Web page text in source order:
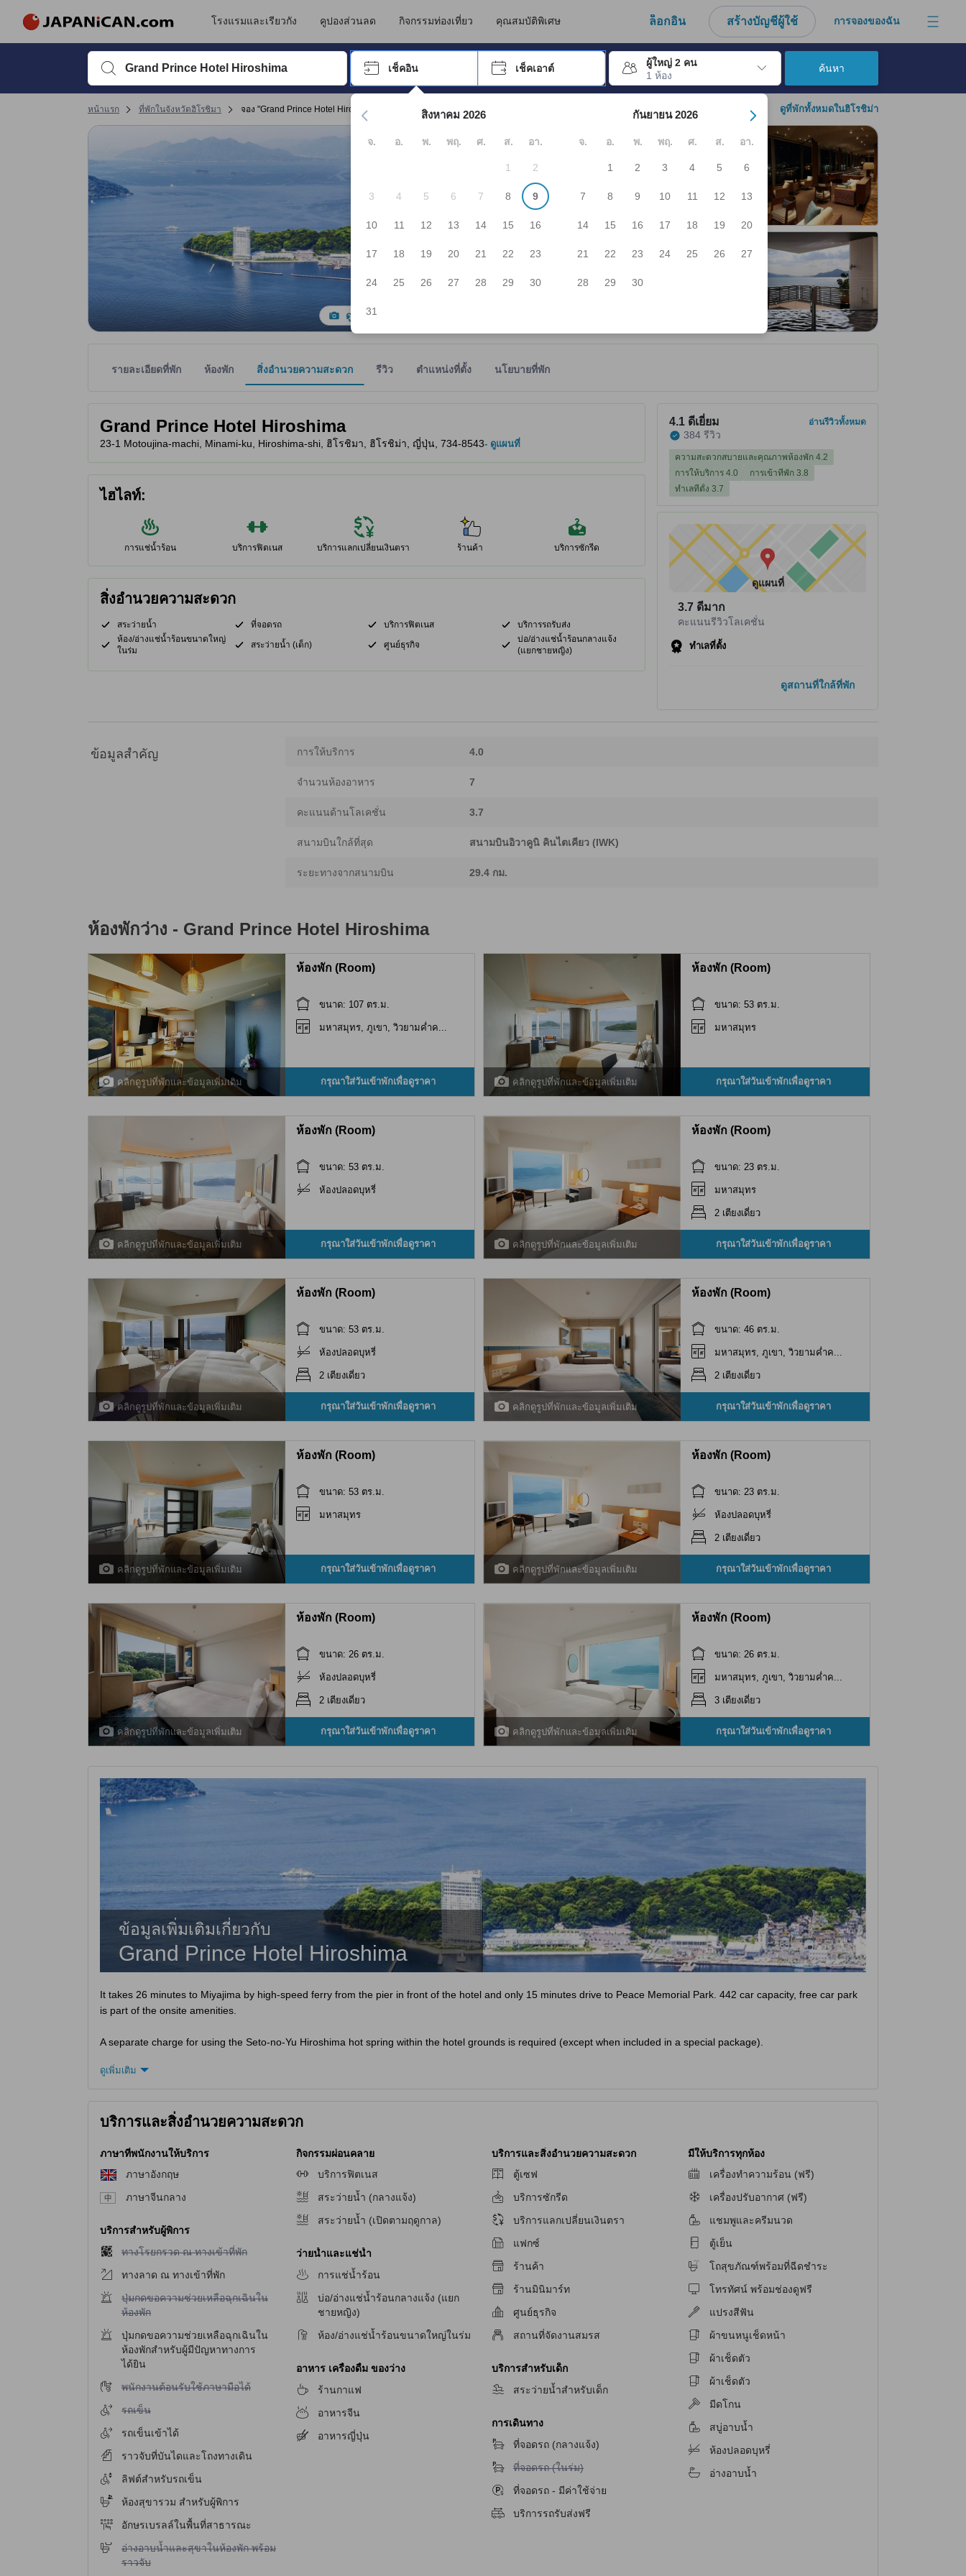
โรงแรมและเรียวกัง คูปองส่วนลด กิจกรรมท่องเที่ยว คุณสมบัติพิเศษ ล็อกอิน สร้างบัญชีผู้ใช้ การจองของฉัน
พิมพ์ชื่อที่พักหรือคำที่ต้องการค้นหา จากนั้นใช้ปุ่มลูกศรหรือปุ่ม Tab เพื่อเลื่อนหาคำที่ต้องการ แล้วกดปุ่ม Enter เพื่อเลือก
เช็คอิน เช็คเอาต์
ผู้ใหญ่ 2 คน
1 ห้อง
กด Enter เพื่อเลือกวันที่ ใช้ปุ่มลูกศรเพื่อเลือกวันเช็คอินและเช็คเอาต์ เมื่อไปถึงวันเช็คอินที่ต้องการ ให้กดปุ่ม Enter เพื่อเลือกวันเช็คอินดังกล่า
สิงหาคม 2026
จ. อ. พ. พฤ. ศ. ส. อา.
1 2
3 4 5 6 7 8 9
10 11 12 13 14 15 16
17 18 19 20 21 22 23
24 25 26 27 28 29 30
31
กันยายน 2026
จ. อ. พ. พฤ. ศ. ส. อา.
1 2 3 4 5 6
7 8 9 10 11 12 13
14 15 16 17 18 19 20
21 22 23 24 25 26 27
28 29 30
ค้นหา
หน้าแรก ที่พักในจังหวัดฮิโรชิมา จอง "Grand Prince Hotel Hiroshima" ดูที่พักทั้งหมดในฮิโรชิม่า
ดูรูปทั้งหมด
รายละเอียดที่พัก ห้องพัก สิ่งอำนวยความสะดวก รีวิว ตำแหน่งที่ตั้ง นโยบายที่พัก
Grand Prince Hotel Hiroshima
23-1 Motoujina-machi, Minami-ku, Hiroshima-shi, ฮิโรชิมา, ฮิโรชิม่า, ญี่ปุ่น, 734-8543- ดูแผนที่
ไฮไลท์:
การแช่น้ำร้อน บริการฟิตเนส บริการแลกเปลี่ยนเงินตรา ร้านค้า บริการซักรีด
สิ่งอำนวยความสะดวก
สระว่ายน้ำ ที่จอดรถ บริการฟิตเนส
บริการรถรับส่ง
ห้อง/อ่างแช่น้ำร้อนขนาดใหญ่
ในร่ม
สระว่ายน้ำ (เด็ก) ศูนย์ธุรกิจ
บ่อ/อ่างแช่น้ำร้อนกลางแจ้ง
(แยกชายหญิง)
4.1 ดีเยี่ยม
384 รีวิว
อ่านรีวิวทั้งหมด
ความสะดวกสบายและคุณภาพห้องพัก 4.2
การให้บริการ 4.0
การเข้าที่พัก 3.8
ทำเลที่ตั้ง 3.7
ดูแผนที่
3.7 ดีมาก
คะแนนรีวิวโลเคชั่น
ทำเลที่ตั้ง
ดูสถานที่ใกล้ที่พัก
ข้อมูลสำคัญ การให้บริการ 4.0
จำนวนห้องอาหาร 7
คะแนนด้านโลเคชั่น 3.7
สนามบินใกล้ที่สุด สนามบินอิวาคูนิ คินไตเคียว (IWK)
ระยะทางจากสนามบิน 29.4 กม.
ห้องพักว่าง - Grand Prince Hotel Hiroshima
คลิกดูรูปที่พักและข้อมูลเพิ่มเติม
ห้องพัก (Room)
ขนาด: 107 ตร.ม.
มหาสมุทร, ภูเขา, วิวยามค่ำค...
กรุณาใส่วันเข้าพักเพื่อดูราคา คลิกดูรูปที่พักและข้อมูลเพิ่มเติม
ห้องพัก (Room)
ขนาด: 53 ตร.ม.
มหาสมุทร
กรุณาใส่วันเข้าพักเพื่อดูราคา
คลิกดูรูปที่พักและข้อมูลเพิ่มเติม
ห้องพัก (Room)
ขนาด: 53 ตร.ม.
ห้องปลอดบุหรี่
กรุณาใส่วันเข้าพักเพื่อดูราคา คลิกดูรูปที่พักและข้อมูลเพิ่มเติม
ห้องพัก (Room)
ขนาด: 23 ตร.ม.
มหาสมุทร
2 เตียงเดี่ยว
กรุณาใส่วันเข้าพักเพื่อดูราคา
คลิกดูรูปที่พักและข้อมูลเพิ่มเติม
ห้องพัก (Room)
ขนาด: 53 ตร.ม.
ห้องปลอดบุหรี่
2 เตียงเดี่ยว
กรุณาใส่วันเข้าพักเพื่อดูราคา คลิกดูรูปที่พักและข้อมูลเพิ่มเติม
ห้องพัก (Room)
ขนาด: 46 ตร.ม.
มหาสมุทร, ภูเขา, วิวยามค่ำค...
2 เตียงเดี่ยว
กรุณาใส่วันเข้าพักเพื่อดูราคา
คลิกดูรูปที่พักและข้อมูลเพิ่มเติม
ห้องพัก (Room)
ขนาด: 53 ตร.ม.
มหาสมุทร
กรุณาใส่วันเข้าพักเพื่อดูราคา คลิกดูรูปที่พักและข้อมูลเพิ่มเติม
ห้องพัก (Room)
ขนาด: 23 ตร.ม.
ห้องปลอดบุหรี่
2 เตียงเดี่ยว
กรุณาใส่วันเข้าพักเพื่อดูราคา
คลิกดูรูปที่พักและข้อมูลเพิ่มเติม
ห้องพัก (Room)
ขนาด: 26 ตร.ม.
ห้องปลอดบุหรี่
2 เตียงเดี่ยว
กรุณาใส่วันเข้าพักเพื่อดูราคา คลิกดูรูปที่พักและข้อมูลเพิ่มเติม
ห้องพัก (Room)
ขนาด: 26 ตร.ม.
มหาสมุทร, ภูเขา, วิวยามค่ำค...
3 เตียงเดี่ยว
กรุณาใส่วันเข้าพักเพื่อดูราคา
ข้อมูลเพิ่มเติมเกี่ยวกับ
Grand Prince Hotel Hiroshima
It takes 26 minutes to Miyajima by high-speed ferry from the pier in front of the hotel and only 15 minutes drive to Peace Memorial Park. 442 car capacity, free car park
is part of the onsite amenities.
A separate charge for using the Seto-no-Yu Hiroshima hot spring within the hotel grounds is required (except when included in a special package).
An additional JPY 150 bathing tax is also required for adults.
ดูเพิ่มเติม
บริการและสิ่งอำนวยความสะดวก
ภาษาที่พนักงานให้บริการ
ภาษาอังกฤษ
ภาษาจีนกลาง
บริการสำหรับผู้พิการ
ไม่มีบริการทางโรยกรวด ณ ทางเข้าที่พัก
ทางโรยกรวด ณ ทางเข้าที่พัก
ทางลาด ณ ทางเข้าที่พัก
ไม่มีบริการปุ่มกดขอความช่วยเหลือฉุกเฉินในห้องพัก
ปุ่มกดขอความช่วยเหลือฉุกเฉินใน
ห้องพัก
ปุ่มกดขอความช่วยเหลือฉุกเฉินใน
ห้องพักสำหรับผู้มีปัญหาทางการ
ได้ยิน
ไม่มีบริการพนักงานต้อนรับใช้ภาษามือได้
พนักงานต้อนรับใช้ภาษามือได้
ไม่มีบริการรถเข็น
รถเข็น
รถเข็นเข้าได้
ราวจับที่บันไดและโถงทางเดิน
ลิฟต์สำหรับรถเข็น
ห้องสุขารวม สำหรับผู้พิการ
อักษรเบรลล์ในพื้นที่สาธารณะ
ไม่มีบริการอ่างอาบน้ำและสุขาในห้องพัก พร้อมราวจับ
อ่างอาบน้ำและสุขาในห้องพัก พร้อม
ราวจับ
กิจกรรมผ่อนคลาย
บริการฟิตเนส
สระว่ายน้ำ (กลางแจ้ง)
สระว่ายน้ำ (เปิดตามฤดูกาล)
ว่ายน้ำและแช่น้ำ
การแช่น้ำร้อน
บ่อ/อ่างแช่น้ำร้อนกลางแจ้ง (แยก
ชายหญิง)
ห้อง/อ่างแช่น้ำร้อนขนาดใหญ่ในร่ม
อาหาร เครื่องดื่ม ของว่าง
ร้านกาแฟ
อาหารจีน
อาหารญี่ปุ่น
บริการและสิ่งอำนวยความสะดวก
ตู้เซฟ
บริการซักรีด
บริการแลกเปลี่ยนเงินตรา
แฟกซ์
ร้านค้า
ร้านมินิมาร์ท
ศูนย์ธุรกิจ
สถานที่จัดงานสมรส
บริการสำหรับเด็ก
สระว่ายน้ำสำหรับเด็ก
การเดินทาง
ที่จอดรถ (กลางแจ้ง)
ไม่มีบริการที่จอดรถ (ในร่ม)
ที่จอดรถ (ในร่ม)
ที่จอดรถ - มีค่าใช้จ่าย
บริการรถรับส่งฟรี
มีให้บริการทุกห้อง
เครื่องทำความร้อน (ฟรี)
เครื่องปรับอากาศ (ฟรี)
แชมพูและครีมนวด
ตู้เย็น
โถสุขภัณฑ์พร้อมที่ฉีดชำระ
โทรทัศน์ พร้อมช่องดูฟรี
แปรงสีฟัน
ผ้าขนหนูเช็ดหน้า
ผ้าเช็ดตัว
ผ้าเช็ดตัว
มีดโกน
สบู่อาบน้ำ
ห้องปลอดบุหรี่
อ่างอาบน้ำ
รีวิวทั้งหมดของ JAPANiCAN มาจากผู้เข้าพักจริง ซึ่งเขียนหลังจากการเดินทางไปเข้าพัก ดังนั้น คะแนนรีวิวและความคิดเห็นที่แสดงบน JAPANiCAN จึงมาจากประสบการณ์ตรงของผู้เข้าพักอย่างแท้จริง